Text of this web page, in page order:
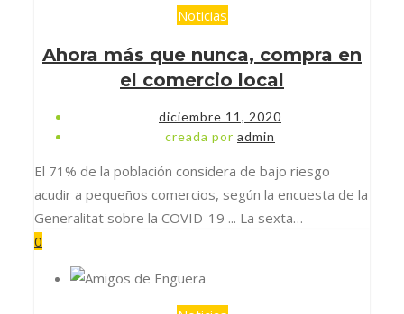
Noticias
Ahora más que nunca, compra en
el comercio local
diciembre 11, 2020
creada por admin
El 71% de la población considera de bajo riesgo
acudir a pequeños comercios, según la encuesta de la
Generalitat sobre la COVID-19 ... La sexta…
0